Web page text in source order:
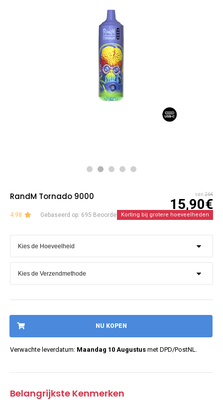
RandM Tornado 9000 van 26€
15,90€
4.98 Gebaseerd op: 695 BeoordelingenKorting bij grotere hoeveelheden
NU KOPEN
Verwachte leverdatum: Maandag 10 Augustus met DPD/PostNL.
Belangrijkste Kenmerken